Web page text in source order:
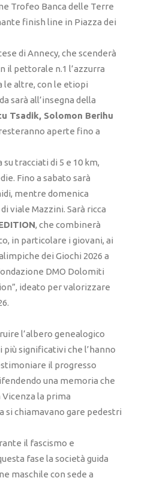
Trofeo Banca delle Terre
finish line in Piazza dei
di Annecy, che scenderà
il pettorale n.1 l’azzurra
le altre, con le etiopi
sarà all’insegna della
Tsadik, Solomon Berihu
aperte fino a
tracciati di 5 e 10 km,
Fino a sabato sarà
mentre domenica
viale Mazzini. Sarà ricca
, che combinerà
in particolare i giovani, ai
dei Giochi 2026 a
DMO Dolomiti
ideato per valorizzare
l’albero genealogico
significativi che l’hanno
il progresso
una memoria che
Vicenza la prima
si chiamavano gare pedestri
il fascismo e
fase la società guida
maschile con sede a